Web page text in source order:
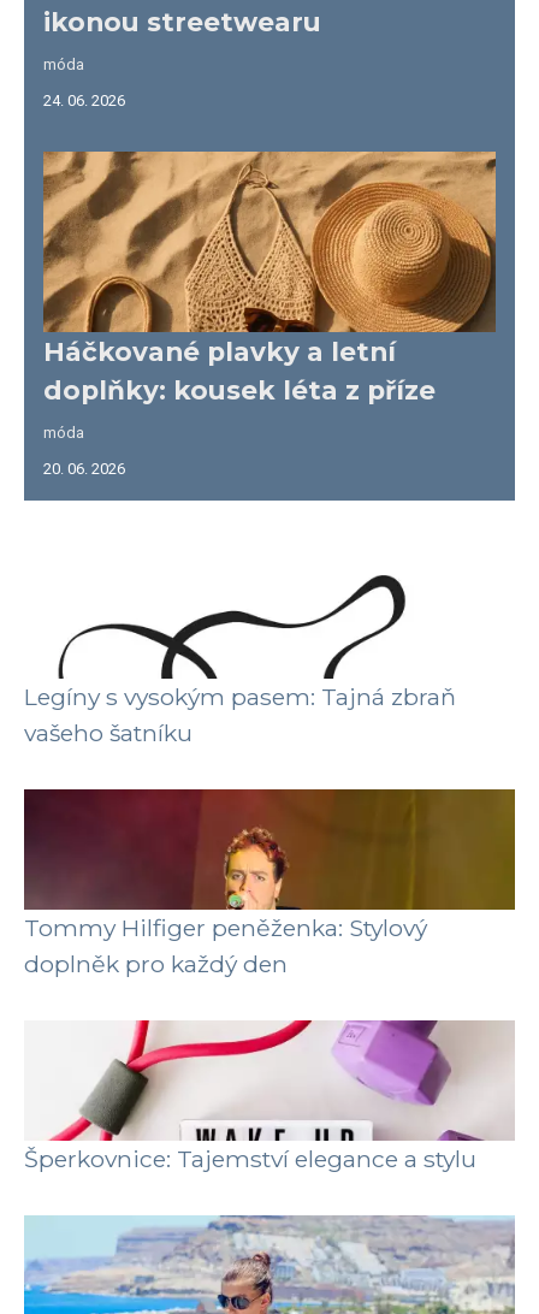
ikonou streetwearu
móda
24. 06. 2026
Háčkované plavky a letní
doplňky: kousek léta z příze
móda
20. 06. 2026
Legíny s vysokým pasem: Tajná zbraň
vašeho šatníku
Tommy Hilfiger peněženka: Stylový
doplněk pro každý den
Šperkovnice: Tajemství elegance a stylu